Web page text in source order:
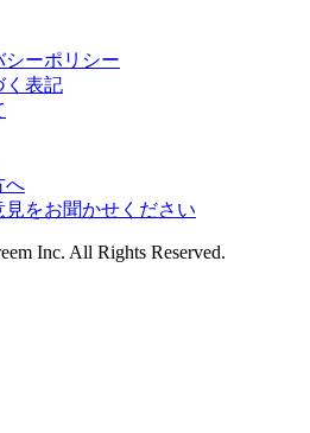
ーポリシー
く表記
へ
をお聞かせください
Inc. All Rights Reserved.